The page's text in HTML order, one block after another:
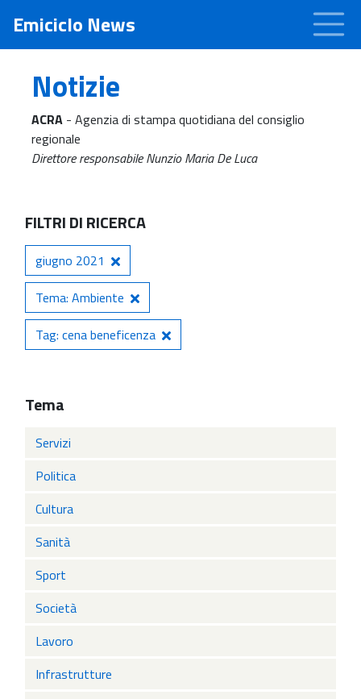
Emiciclo News
Notizie
ACRA - Agenzia di stampa quotidiana del consiglio
regionale
Direttore responsabile Nunzio Maria De Luca
FILTRI DI RICERCA
giugno 2021
Tema: Ambiente
Tag: cena beneficenza
Tema
Servizi
Politica
Cultura
Sanità
Sport
Società
Lavoro
Infrastrutture